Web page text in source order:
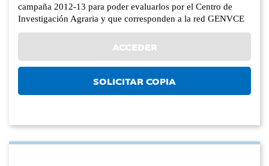
campaña 2012-13 para poder evaluarlos por el Centro de
Investigación Agraria y que corresponden a la red GENVCE
ACCEDER
SOLICITAR COPIA